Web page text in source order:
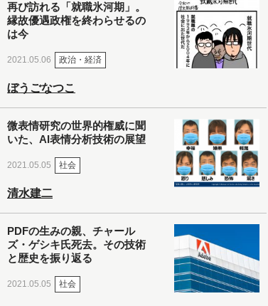
再び訪れる「就職氷河期」。
縁故優遇政権を終わらせるの
は今
2021.05.06 政治・経済
ぼうごなつこ
微表情研究の世界的権威に聞
いた、AI表情分析技術の展望
2021.05.05 社会
清水建二
PDFの生みの親、チャール
ズ・ゲシキ氏死去。その技術
と歴史を振り返る
2021.05.05 社会